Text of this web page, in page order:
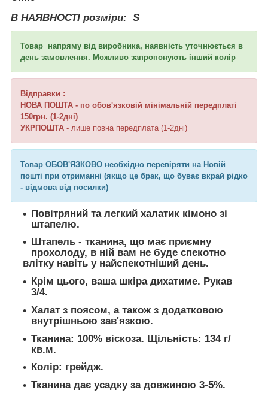
В НАЯВНОСТІ розміри: S
Товар напряму від виробника, наявність уточнюється в
день замовлення. Можливо запропонують інший колір
Відправки :
НОВА ПОШТА - по обов'язковій мінімальній передплаті
150грн. (1-2дні)
УКРПОШТА - лише повна передплата (1-2дні)
Товар ОБОВ'ЯЗКОВО необхідно перевіряти на Новій
пошті при отриманні (якщо це брак, що буває вкрай рідко
- відмова від посилки)
Повітряний та легкий халатик кімоно зі
штапелю.
Штапель - тканина, що має приємну
прохолоду, в ній вам не буде спекотно
влітку навіть у найспекотніший день.
Крім цього, ваша шкіра дихатиме. Рукав
3/4.
Халат з поясом, а також з додатковою
внутрішньою зав'язкою.
Тканина: 100% віскоза. Щільність: 134 г/
кв.м.
Колір: грейдж.
Тканина дає усадку за довжиною 3-5%.